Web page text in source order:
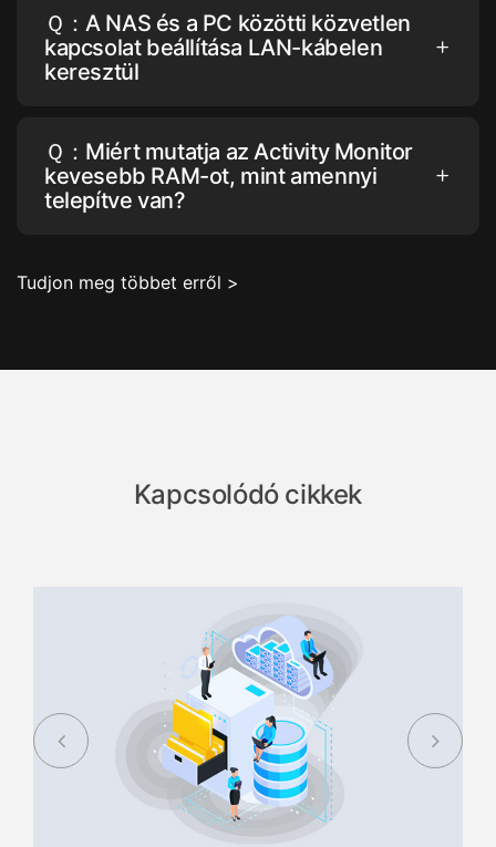
Ｑ：A NAS és a PC közötti közvetlen
kapcsolat beállítása LAN-kábelen
keresztül
Ｑ：Miért mutatja az Activity Monitor
kevesebb RAM-ot, mint amennyi
telepítve van?
Tudjon meg többet erről >
Kapcsolódó cikkek